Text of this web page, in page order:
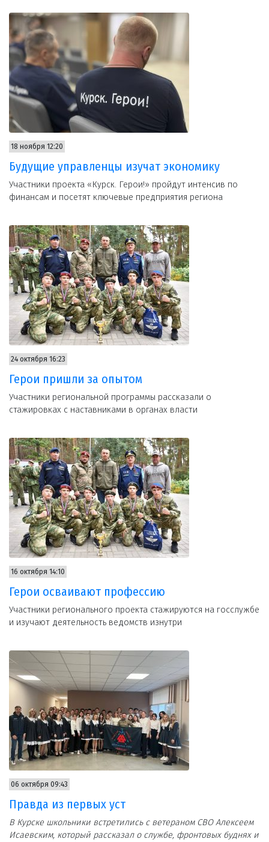
18 ноября 12:20
Будущие управленцы изучат экономику
Участники проекта «Курск. Герои!» пройдут интенсив по
финансам и посетят ключевые предприятия региона
24 октября 16:23
Герои пришли за опытом
Участники региональной программы рассказали о
стажировках с наставниками в органах власти
16 октября 14:10
Герои осваивают профессию
Участники регионального проекта стажируются на госслужбе
и изучают деятельность ведомств изнутри
06 октября 09:43
Правда из первых уст
В Курске школьники встретились с ветераном СВО Алексеем
Исаевским, который рассказал о службе, фронтовых буднях и